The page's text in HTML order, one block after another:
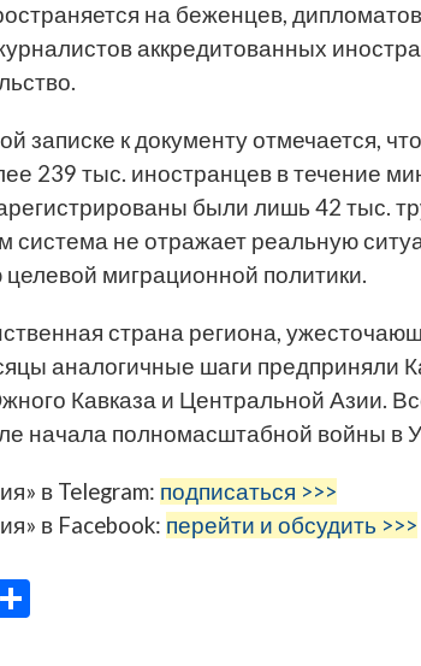
на беженцев,
аккредитованных
записке к документу отмечается,
239 тыс. иностранцев в течение
были лишь 42 тыс.
система не отражает реальную
миграционной политики.
страна региона,
аналогичные шаги предприняли
Кавказа и Центральной Азии.
начала полномасштабной войны в
в Telegram: подписаться >>>
в Facebook: перейти и обсудить >>>